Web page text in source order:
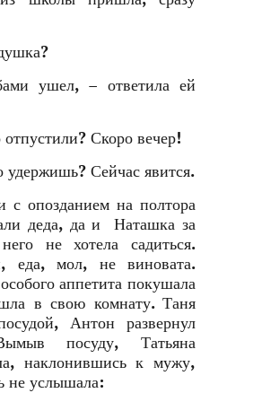
ушел, – ответила ей
Скоро вечер!
удержишь? Сейчас явится.
с опозданием на полтора
деда, да и Наташка за
не хотела садиться.
еда, мол, не виновата.
аппетита покушала
в свою комнату. Таня
Антон развернул
посуду, Татьяна
наклонившись к мужу,
не услышала: